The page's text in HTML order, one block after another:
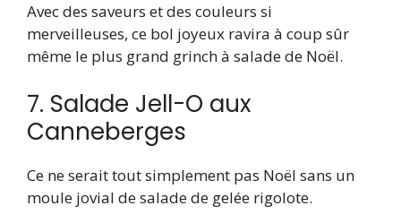
Avec des saveurs et des couleurs si
merveilleuses, ce bol joyeux ravira à coup sûr
même le plus grand grinch à salade de Noël.
7. Salade Jell-O aux
Canneberges
Ce ne serait tout simplement pas Noël sans un
moule jovial de salade de gelée rigolote.